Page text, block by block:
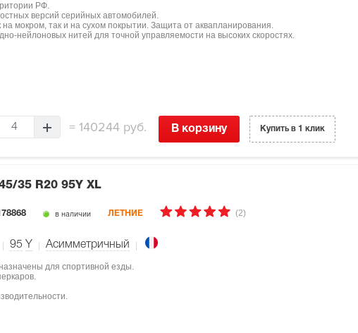
РФ.
версий серийных автомобилей.
мокром, так и на сухом покрытии. Защита от аквапланирования.
нейлоновых нитей для точной управляемости на высоких скоростях.
4 =140244 руб. В корзину Купить в 1 клик
35 R20 95Y XL
в наличии ЛЕТНИЕ (2)
95 Y Асимметричный
для спортивной езды.